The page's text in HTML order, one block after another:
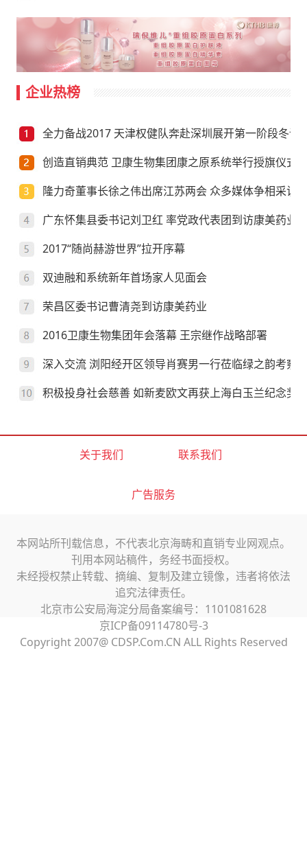
企业热榜
全力备战2017 天津权健队奔赴深圳展开第一阶段冬训
创造直销典范 卫康生物集团康之原系统举行授旗仪式
隆力奇董事长徐之伟出席江苏两会 众多媒体争相采访
广东怀集县委书记刘卫红 率党政代表团到访康美药业
2017“随尚赫游世界”拉开序幕
双迪融和系统新年首场家人见面会
荣昌区委书记曹清尧到访康美药业
2016卫康生物集团年会落幕 王宗继作战略部署
深入交流 浏阳经开区领导肖赛男一行莅临绿之韵考察
积极投身社会慈善 如新麦欧文再获上海白玉兰纪念奖
关于我们 联系我们
广告服务
本网站所刊载信息，不代表北京海畴和直销专业网观点。
刊用本网站稿件，务经书面授权。
未经授权禁止转载、摘编、复制及建立镜像，违者将依法
追究法律责任。
北京市公安局海淀分局备案编号：1101081628
京ICP备09114780号-3
Copyright 2007@ CDSP.Com.CN ALL Rights Reserved